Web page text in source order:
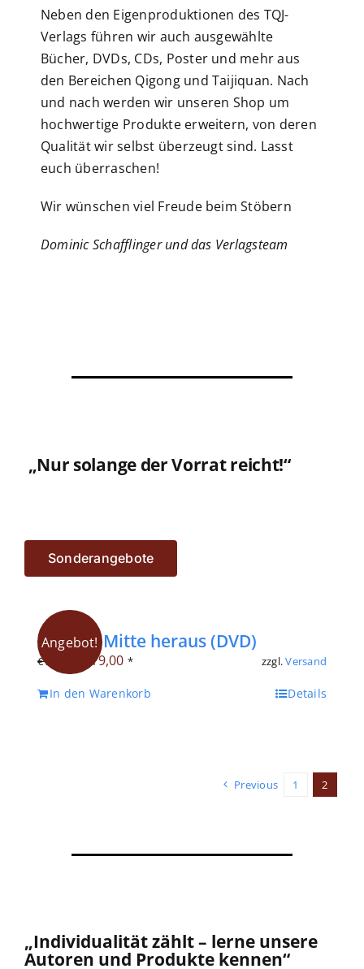
Neben den Eigenproduktionen des TQJ-
Verlags führen wir auch ausgewählte
Bücher, DVDs, CDs, Poster und mehr aus
den Bereichen Qigong und Taijiquan. Nach
und nach werden wir unseren Shop um
hochwertige Produkte erweitern, von deren
Qualität wir selbst überzeugt sind. Lasst
euch überraschen!
Wir wünschen viel Freude beim Stöbern
Dominic Schafflinger und das Verlagsteam
„Nur solange der Vorrat reicht!“
Sonderangebote
Angebot!
Aus der Mitte heraus (DVD)
€32,00
Ursprünglicher
war:
19,00Aktueller
ist:
* zzgl.Versand
In den Warenkorb Details
Previous 1 2
„Individualität zählt – lerne unsere
Autoren und Produkte kennen“